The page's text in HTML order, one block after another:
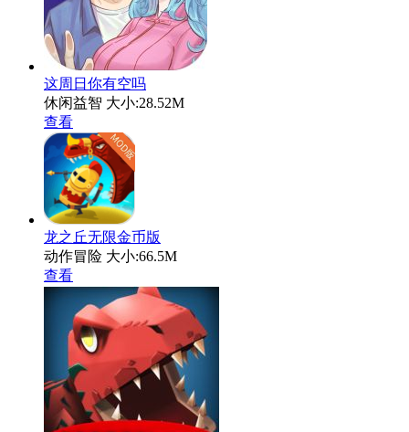
这周日你有空吗
休闲益智 大小:28.52M
查看
龙之丘无限金币版
动作冒险 大小:66.5M
查看